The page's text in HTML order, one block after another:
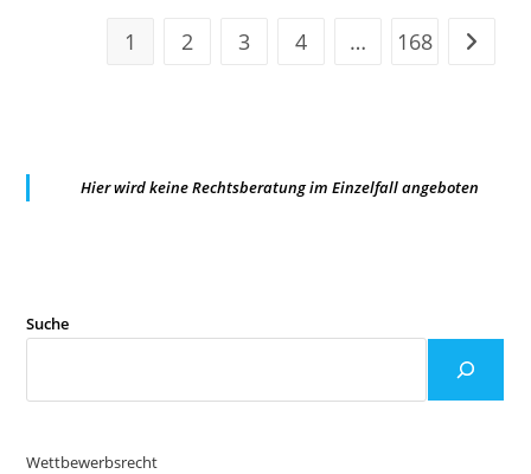
1 2 3 4 … 168 Zur
Hier wird keine Rechtsberatung im Einzelfall angeboten
Suche
Wettbewerbsrecht